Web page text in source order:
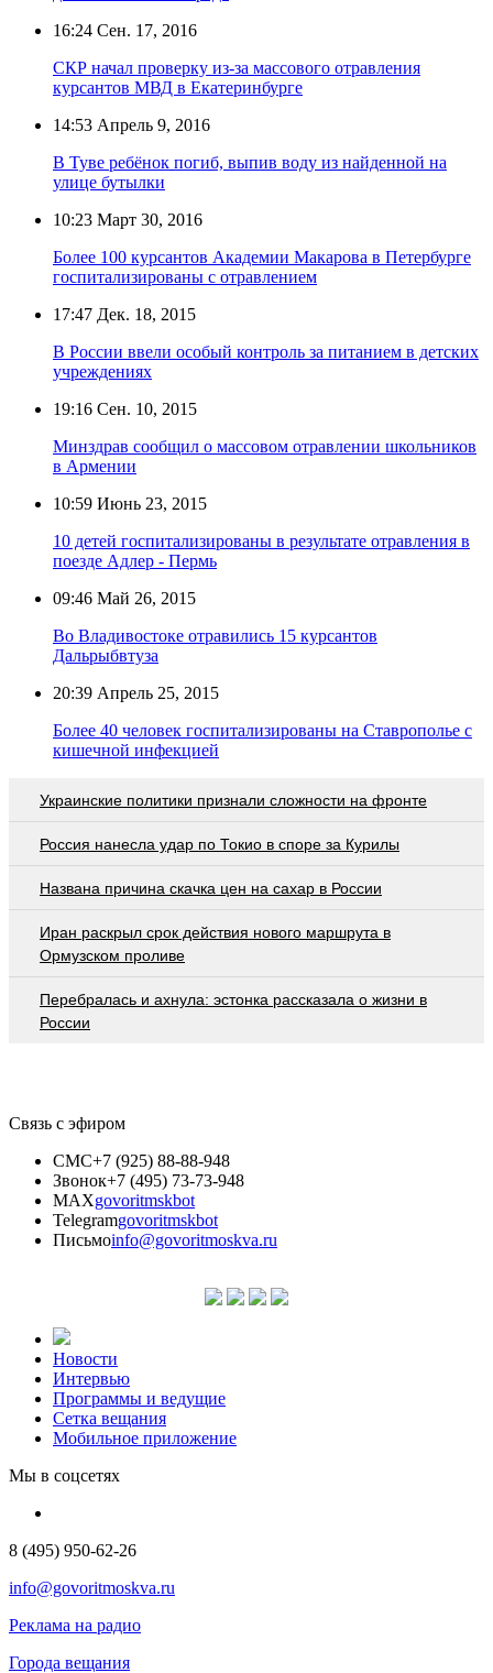
16:24 Сен. 17, 2016
СКР начал проверку из-за массового отравления
курсантов МВД в Екатеринбурге
14:53 Апрель 9, 2016
В Туве ребёнок погиб, выпив воду из найденной на
улице бутылки
10:23 Март 30, 2016
Более 100 курсантов Академии Макарова в Петербурге
госпитализированы с отравлением
17:47 Дек. 18, 2015
В России ввели особый контроль за питанием в детских
учреждениях
19:16 Сен. 10, 2015
Минздрав сообщил о массовом отравлении школьников
в Армении
10:59 Июнь 23, 2015
10 детей госпитализированы в результате отравления в
поезде Адлер - Пермь
09:46 Май 26, 2015
Во Владивостоке отравились 15 курсантов
Дальрыбвтуза
20:39 Апрель 25, 2015
Более 40 человек госпитализированы на Ставрополье с
кишечной инфекцией
Украинские политики признали сложности на фронте
Россия нанесла удар по Токио в споре за Курилы
Названа причина скачка цен на сахар в России
Иран раскрыл срок действия нового маршрута в
Ормузском проливе
Перебралась и ахнула: эстонка рассказала о жизни в
России
Связь с эфиром
СМС+7 (925) 88-88-948
Звонок+7 (495) 73-73-948
MAXgovoritmskbot
Telegramgovoritmskbot
Письмоinfo@govoritmoskva.ru
Новости
Интервью
Программы и ведущие
Сетка вещания
Мобильное приложение
Мы в соцсетях
8 (495) 950-62-26
info@govoritmoskva.ru
Реклама на радио
Города вещания